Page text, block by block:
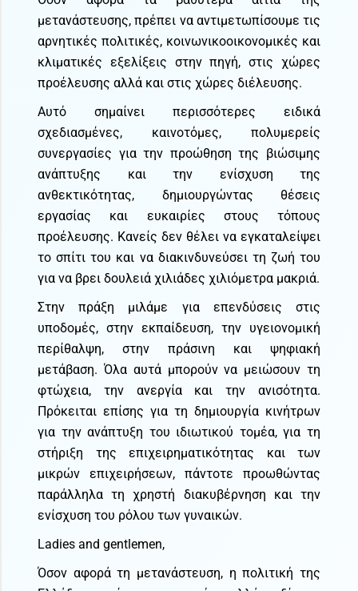
μετανάστευσης, πρέπει να αντιμετωπίσουμε τις
αρνητικές πολιτικές, κοινωνικοοικονομικές και
κλιματικές εξελίξεις στην πηγή, στις χώρες
προέλευσης αλλά και στις χώρες διέλευσης.
Αυτό σημαίνει περισσότερες ειδικά
σχεδιασμένες, καινοτόμες, πολυμερείς
συνεργασίες για την προώθηση της βιώσιμης
ανάπτυξης και την ενίσχυση της
ανθεκτικότητας, δημιουργώντας θέσεις
εργασίας και ευκαιρίες στους τόπους
προέλευσης. Κανείς δεν θέλει να εγκαταλείψει
το σπίτι του και να διακινδυνεύσει τη ζωή του
για να βρει δουλειά χιλιάδες χιλιόμετρα μακριά.
Στην πράξη μιλάμε για επενδύσεις στις
υποδομές, στην εκπαίδευση, την υγειονομική
περίθαλψη, στην πράσινη και ψηφιακή
μετάβαση. Όλα αυτά μπορούν να μειώσουν τη
φτώχεια, την ανεργία και την ανισότητα.
Πρόκειται επίσης για τη δημιουργία κινήτρων
για την ανάπτυξη του ιδιωτικού τομέα, για τη
στήριξη της επιχειρηματικότητας και των
μικρών επιχειρήσεων, πάντοτε προωθώντας
παράλληλα τη χρηστή διακυβέρνηση και την
ενίσχυση του ρόλου των γυναικών.
Ladies and gentlemen,
Όσον αφορά τη μετανάστευση, η πολιτική της